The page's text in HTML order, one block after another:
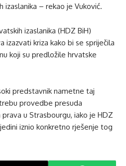
izaslanika – rekao je Vuković.
izaslanika (HDZ BiH)
izazvati kriza kako bi se spriječila
koji su predložile hrvatske
predstavnik nametne taj
provedbe presuda
u Strasbourgu, iako je HDZ
iznio konkretno rješenje tog